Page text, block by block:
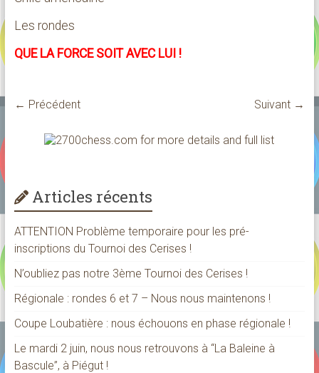
Les rondes
QUE LA FORCE SOIT AVEC LUI !
← Précédent Suivant →
Articles récents
ATTENTION Problème temporaire pour les pré-
inscriptions du Tournoi des Cerises !
N’oubliez pas notre 3ème Tournoi des Cerises !
Régionale : rondes 6 et 7 – Nous nous maintenons !
Coupe Loubatière : nous échouons en phase régionale !
Le mardi 2 juin, nous nous retrouvons à “La Baleine à
Bascule”, à Piégut !